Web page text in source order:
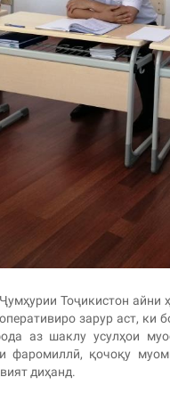
Тоҷикистон
зарур аст,
аз шаклу усулҳои
фаромиллӣ, қочоқу
диҳанд.